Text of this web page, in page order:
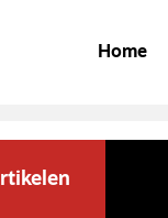
Home